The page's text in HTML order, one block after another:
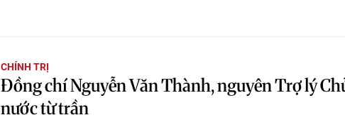
CHÍNH TRỊ
Đồng chí Nguyễn Văn Thành, nguyên Trợ lý
nước từ trần